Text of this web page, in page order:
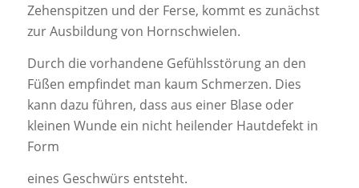
Zehenspitzen und der Ferse, kommt es zunächst
zur Ausbildung von Hornschwielen.
Durch die vorhandene Gefühlsstörung an den
Füßen empfindet man kaum Schmerzen. Dies
kann dazu führen, dass aus einer Blase oder
kleinen Wunde ein nicht heilender Hautdefekt in
Form
eines Geschwürs entsteht.